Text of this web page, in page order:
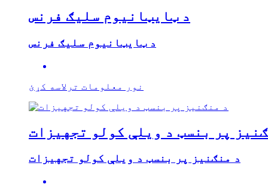
د ټایټانیوم سلیګ فرنس
د ټایټانیوم سلیګ فرنس
نور معلومات ترلاسه کړئ
پر بنسټ د ویلې کولو تجهیزات
د منګنیز پر بنسټ د ویلې کولو تجهیزات